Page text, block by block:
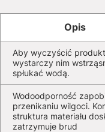
Opis
Aby wyczyścić
wystarczy nim
spłukać wodą.
Wodoodporność
przenikaniu wilgoci.
struktura materiału
zatrzymuje brud